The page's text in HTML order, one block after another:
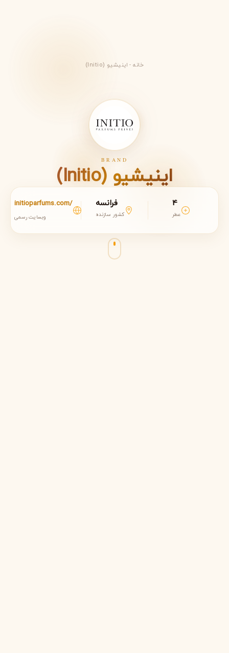
خانه- اینیشیو (Initio)
BRAND
اینیشیو (Initio)
4
عطر
فرانسه
کشور سازنده
initioparfums.com/
وبسایت رسمی